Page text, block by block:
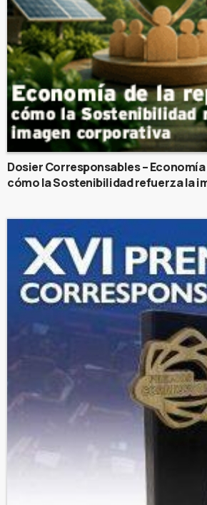
Dosier Corresponsables –
cómo la Sostenibilidad refuerza la